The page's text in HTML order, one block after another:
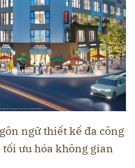
ngữ thiết kế đa công
ưu hóa không gian